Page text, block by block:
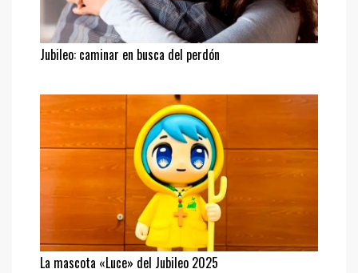
Jubileo: caminar en busca del perdón
La mascota «Luce» del Jubileo 2025